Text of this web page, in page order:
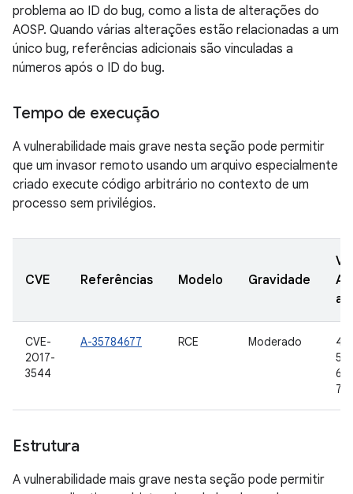
problema ao ID do bug, como a lista de alterações do
AOSP. Quando várias alterações estão relacionadas a um
único bug, referências adicionais são vinculadas a
números após o ID do bug.
Tempo de execução
A vulnerabilidade mais grave nesta seção pode permitir
que um invasor remoto usando um arquivo especialmente
criado execute código arbitrário no contexto de um
processo sem privilégios.
CVE Referências Modelo Gravidade
CVE-
2017-
3544
A-35784677 RCE Moderado
Estrutura
A vulnerabilidade mais grave nesta seção pode permitir